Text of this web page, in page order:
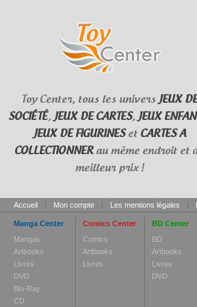
Toy Center, tous les univers JEUX DE
SOCIÉTÉ, JEUX DE CARTES, JEUX
JEUX DE FIGURINESet CARTES A
COLLECTIONNERau même endroit et
meilleur prix !
Accueil | Mon compte | Les mentions légales |
Manga Center
Mangas
Artbooks
Livres
DVD
Blu-Ray
CD
Comics Center
Comics
Artbooks
Livres
BD Center
BD
Artbooks
Livres
DVD